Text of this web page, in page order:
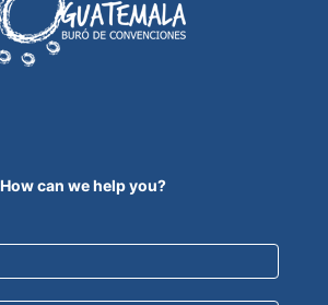
How can we help you?